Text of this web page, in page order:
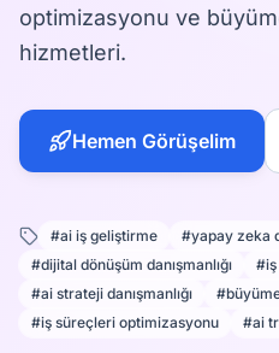
optimizasyonu ve
hizmetleri.
Hemen Görüşelim
#ai iş geliştirme
#yapay zeka
#dijital dönüşüm danışmanlığı
#iş
#ai strateji danışmanlığı
#büyüme
#iş süreçleri optimizasyonu
#ai